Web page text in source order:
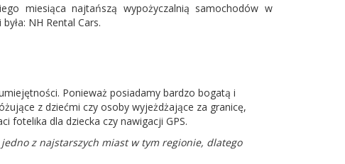
miesiąca najtańszą wypożyczalnią samochodów w
NH Rental Cars.
Ponieważ posiadamy bardzo bogatą i
z dziećmi czy osoby wyjeżdżające za granicę,
fotelika dla dziecka czy nawigacji GPS.
z najstarszych miast w tym regionie, dlatego